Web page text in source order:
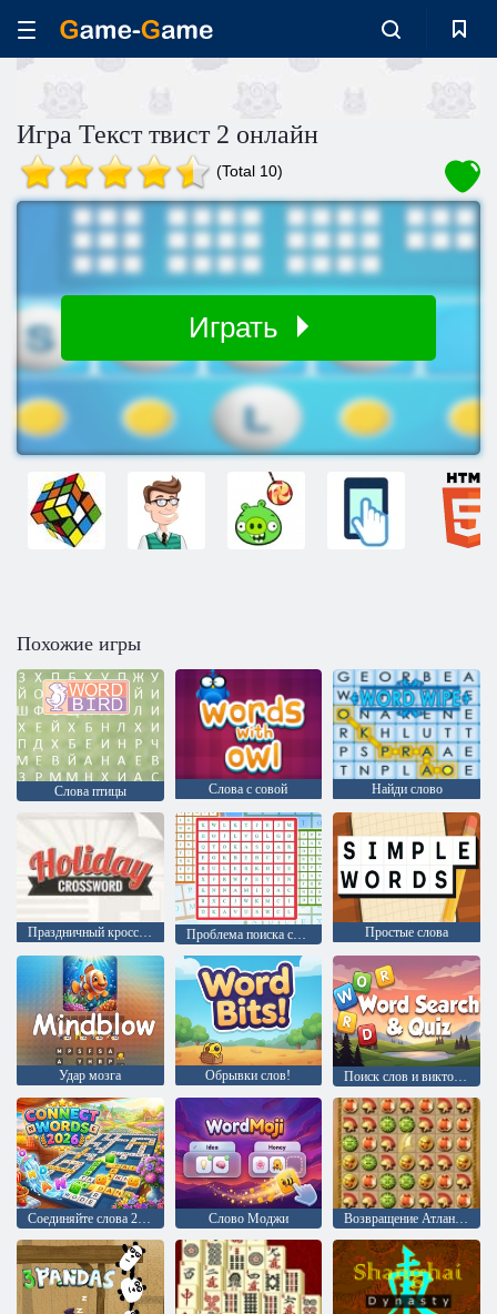
Игра Текст твист 2 онлайн
(Total 10)
Играть
Похожие игры
Слова птицы Слова с совой Найди слово
Праздничный кроссворд Проблема поиска слов Простые слова
Удар мозга Обрывки слов! Поиск слов и викторина
Соединяйте слова 2026 Слово Моджи Возвращение Атлантиды